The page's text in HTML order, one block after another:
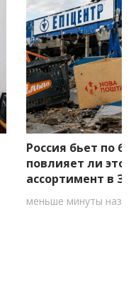
Россия бьет по
повлияет ли это
ассортимент в
меньше минуты назад